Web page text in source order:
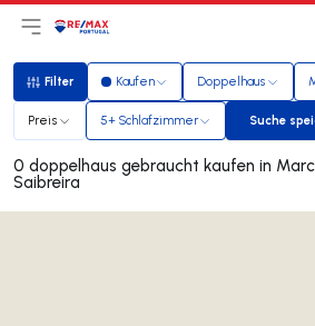
Hauptmenü öffnen
LogoZur Startseite
Filter
Filter Kaufen Doppelhaus
Preis 5+ Schlafzimmer Suche
0 doppelhaus gebraucht kaufen in Marco da
Saibreira